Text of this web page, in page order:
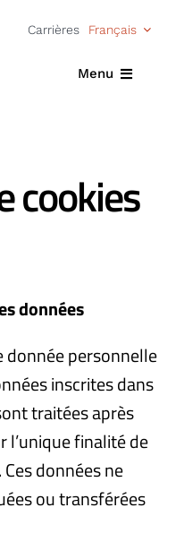
Carrières Français
Menu
cookies
données
donnée personnelle
inscrites dans
traitées après
finalité de
données ne
ou transférées